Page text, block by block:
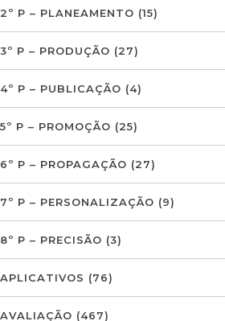
2º P – PLANEAMENTO (15)
3º P – PRODUÇÃO (27)
4º P – PUBLICAÇÃO (4)
5º P – PROMOÇÃO (25)
6º P – PROPAGAÇÃO (27)
7º P – PERSONALIZAÇÃO (9)
8º P – PRECISÃO (3)
APLICATIVOS (76)
AVALIAÇÃO (467)